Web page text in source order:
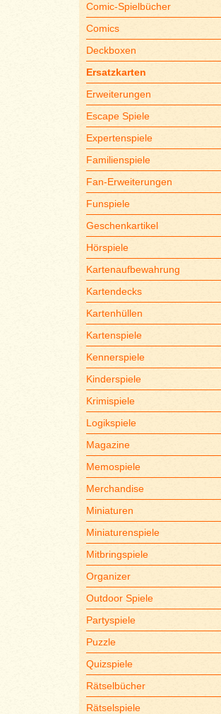
Comic-Spielbücher
Comics
Deckboxen
Ersatzkarten
Erweiterungen
Escape Spiele
Expertenspiele
Familienspiele
Fan-Erweiterungen
Funspiele
Geschenkartikel
Hörspiele
Kartenaufbewahrung
Kartendecks
Kartenhüllen
Kartenspiele
Kennerspiele
Kinderspiele
Krimispiele
Logikspiele
Magazine
Memospiele
Merchandise
Miniaturen
Miniaturenspiele
Mitbringspiele
Organizer
Outdoor Spiele
Partyspiele
Puzzle
Quizspiele
Rätselbücher
Rätselspiele